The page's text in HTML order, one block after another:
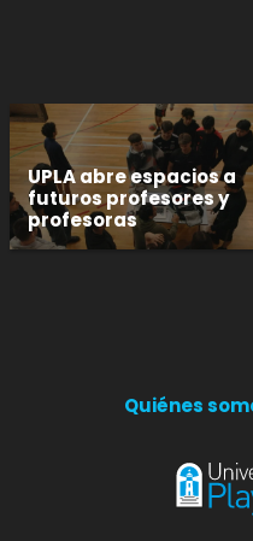
UPLA abre espacios a
futuros profesores y
profesoras
Quiénes